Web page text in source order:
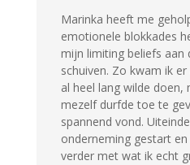
Marinka heeft me
emotionele blokkades
mijn limiting beliefs aan
schuiven. Zo kwam ik
al heel lang wilde doen,
mezelf durfde toe te
spannend vond.
onderneming gestart
verder met wat ik echt